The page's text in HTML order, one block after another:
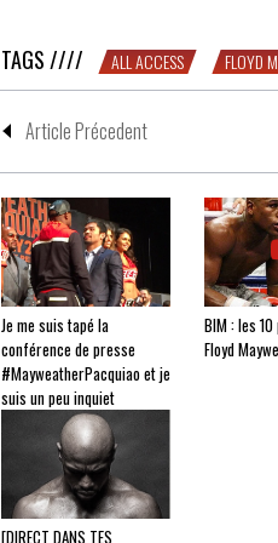
TAGS //// ALL ACCESS FLOYD
Article Précedent
Je me suis tapé la
conférence de presse
#MayweatherPacquiao et je
suis un peu inquiet
BIM : les
Floyd
[DIRECT DANS TES